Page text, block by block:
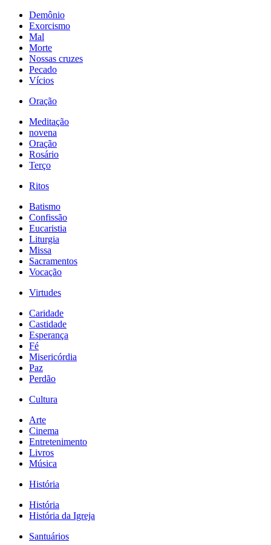
Demônio
Exorcismo
Mal
Morte
Nossas cruzes
Pecado
Vícios
Oração
Meditação
novena
Oração
Rosário
Terço
Ritos
Batismo
Confissão
Eucaristia
Liturgia
Missa
Sacramentos
Vocação
Virtudes
Caridade
Castidade
Esperança
Fé
Misericórdia
Paz
Perdão
Cultura
Arte
Cinema
Entretenimento
Livros
Música
História
História
História da Igreja
Santuários